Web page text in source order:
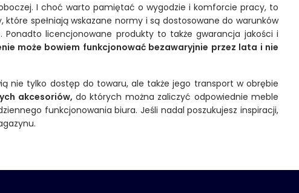
I choć warto pamiętać o wygodzie i komforcie pracy, to
spełniają wskazane normy i są dostosowane do warunków
licencjonowane produkty to także gwarancja jakości i
może bowiem funkcjonować bezawaryjnie przez lata i nie
nie tylko dostęp do towaru, ale także jego transport w obrębie
akcesoriów, do których można zaliczyć odpowiednie meble
funkcjonowania biura. Jeśli nadal poszukujesz inspiracji,